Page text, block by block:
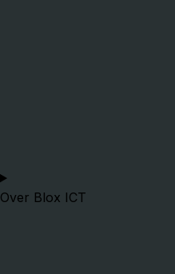
Over Blox ICT